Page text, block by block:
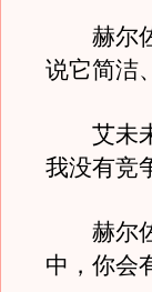
赫尔佐
说它简洁
艾未未
我没有竞
赫尔佐
中，你会